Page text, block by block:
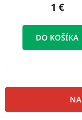
1 €
DO KOŠÍKA